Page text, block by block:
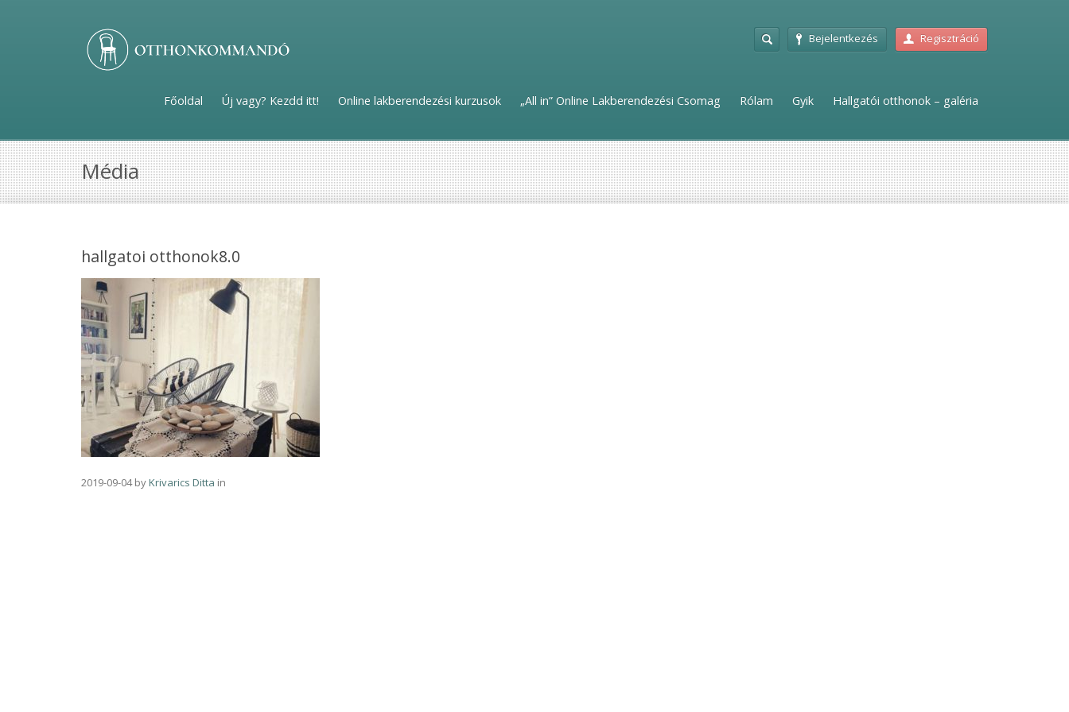
Bejelentkezés Regisztráció
Főoldal Új vagy? Kezdd itt! Online lakberendezési kurzusok „All in” Online Lakberendezési Csomag Rólam Gyik Hallgatói otthonok – galéria
Média
hallgatoi otthonok8.0
2019-09-04byKrivarics Ditta in